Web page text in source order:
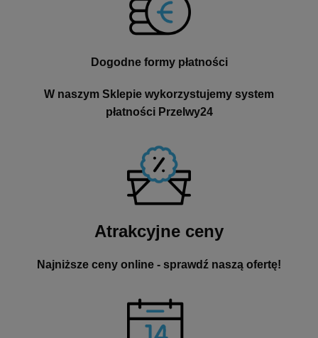
Dogodne formy płatności
W naszym Sklepie wykorzystujemy system
płatności Przelwy24
Atrakcyjne ceny
Najniższe ceny online - sprawdź naszą ofertę!